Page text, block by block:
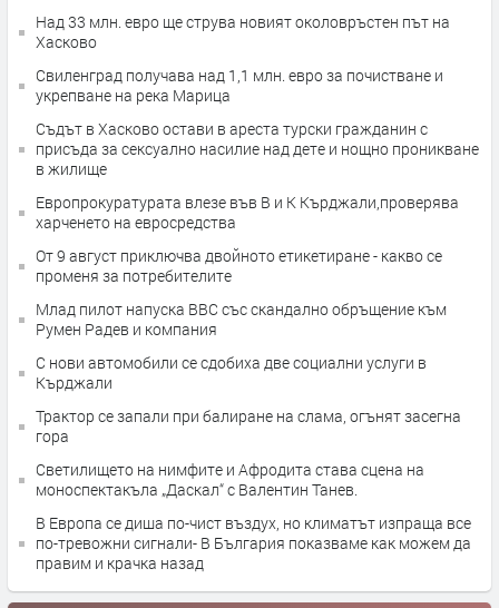
Над 33 млн. евро ще струва новият околовръстен път на
Хасково
Свиленград получава над 1,1 млн. евро за почистване и
укрепване на река Марица
Съдът в Хасково остави в ареста турски гражданин с
присъда за сексуално насилие над дете и нощно проникване
в жилище
Европрокуратурата влезе във В и К Кърджали,проверява
харченето на евросредства
От 9 август приключва двойното етикетиране - какво се
променя за потребителите
Млад пилот напуска ВВС със скандално обръщение към
Румен Радев и компания
С нови автомобили се сдобиха две социални услуги в
Кърджали
Трактор се запали при балиране на слама, огънят засегна
гора
Светилището на нимфите и Афродита става сцена на
моноспектакъла „Даскал“ с Валентин Танев.
В Европа се диша по-чист въздух, но климатът изпраща все
по-тревожни сигнали- В България показваме как можем да
правим и крачка назад